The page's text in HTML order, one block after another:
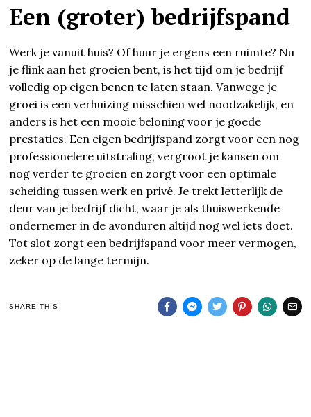
Een (groter) bedrijfspand
Werk je vanuit huis? Of huur je ergens een ruimte? Nu
je flink aan het groeien bent, is het tijd om je bedrijf
volledig op eigen benen te laten staan. Vanwege je
groei is een verhuizing misschien wel noodzakelijk, en
anders is het een mooie beloning voor je goede
prestaties. Een eigen bedrijfspand zorgt voor een nog
professionelere uitstraling, vergroot je kansen om
nog verder te groeien en zorgt voor een optimale
scheiding tussen werk en privé. Je trekt letterlijk de
deur van je bedrijf dicht, waar je als thuiswerkende
ondernemer in de avonduren altijd nog wel iets doet.
Tot slot zorgt een bedrijfspand voor meer vermogen,
zeker op de lange termijn.
SHARE THIS